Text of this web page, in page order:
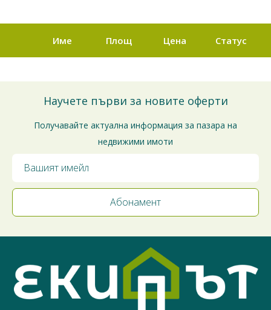
Име Площ Цена Статус
Научете първи за новите оферти
Получавайте актуална информация за пазара на
недвижими имоти